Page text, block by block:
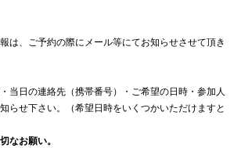
は、ご予約の際にメール等にてお知らせさせて頂き
当日の連絡先（携帯番号）・ご希望の日時・参加人
らせ下さい。（希望日時をいくつかいただけますと
なお願い。